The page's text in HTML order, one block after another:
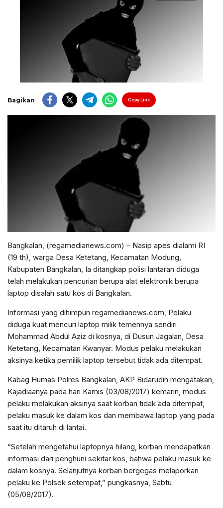
Bagikan Copy Link
Bangkalan, (regamedianews.com) – Nasip apes dialami RI
(19 th), warga Desa Ketetang, Kecamatan Modung,
Kabupaten Bangkalan, Ia ditangkap polisi lantaran diduga
telah melakukan pencurian berupa alat elektronik berupa
laptop disalah satu kos di Bangkalan.
Informasi yang dihimpun regamedianews.com, Pelaku
diduga kuat mencuri laptop milik temennya sendiri
Mohammad Abdul Aziz di kosnya, di Dusun Jagalan, Desa
Ketetang, Kecamatan Kwanyar. Modus pelaku melakukan
aksinya ketika pemilik laptop tersebut tidak ada ditempat.
Kabag Humas Polres Bangkalan, AKP Bidarudin mengatakan,
Kajadiaanya pada hari Kamis (03/08/2017) kemarin, modus
pelaku melakukan aksinya saat korban tidak ada ditempat,
pelaku masuk ke dalam kos dan membawa laptop yang pada
saat itu ditaruh di lantai.
“Setelah mengetahui laptopnya hilang, korban mendapatkan
informasi dari penghuni sekitar kos, bahwa pelaku masuk ke
dalam kosnya. Selanjutnya korban bergegas melaporkan
pelaku ke Polsek setempat,” pungkasnya, Sabtu
(05/08/2017).